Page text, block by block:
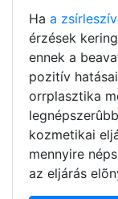
Ha a
érzések
ennek a
pozitív
orrplasztika
kozmetikai
mennyire
az eljárás